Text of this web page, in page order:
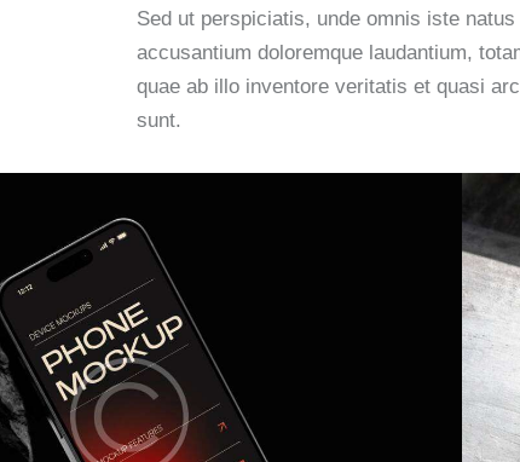
Sed ut perspiciatis, unde omnis iste
accusantium doloremque laudantium,
quae ab illo inventore veritatis et quasi
sunt.